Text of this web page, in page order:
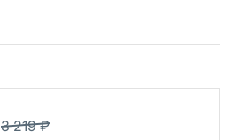
3 219 ₽